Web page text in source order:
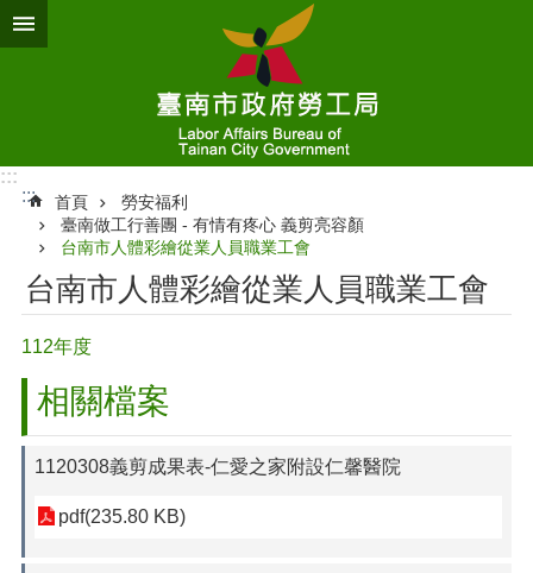
跳到主要內容區塊
:::
:::
首頁
勞安福利
臺南做工行善團 - 有情有疼心 義剪亮容顏
台南市人體彩繪從業人員職業工會
台南市人體彩繪從業人員職業工會
112年度
相關檔案
1120308義剪成果表-仁愛之家附設仁馨醫院
pdf(235.80 KB)